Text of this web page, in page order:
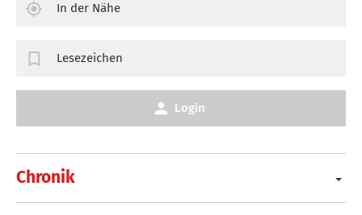
Chronik
In der Nähe
Lesezeichen
Login